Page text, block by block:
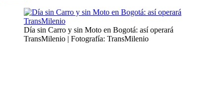
Día sin Carro y sin Moto en Bogotá: así operará
TransMilenio | Fotografía: TransMilenio